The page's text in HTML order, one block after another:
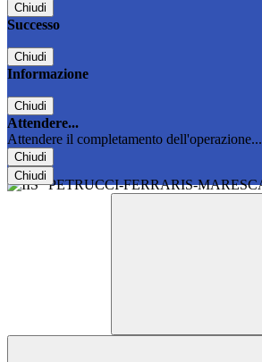
Chiudi
Successo
Chiudi
Informazione
Chiudi
Attendere...
Attendere il completamento dell'operazione...
Chiudi
Chiudi